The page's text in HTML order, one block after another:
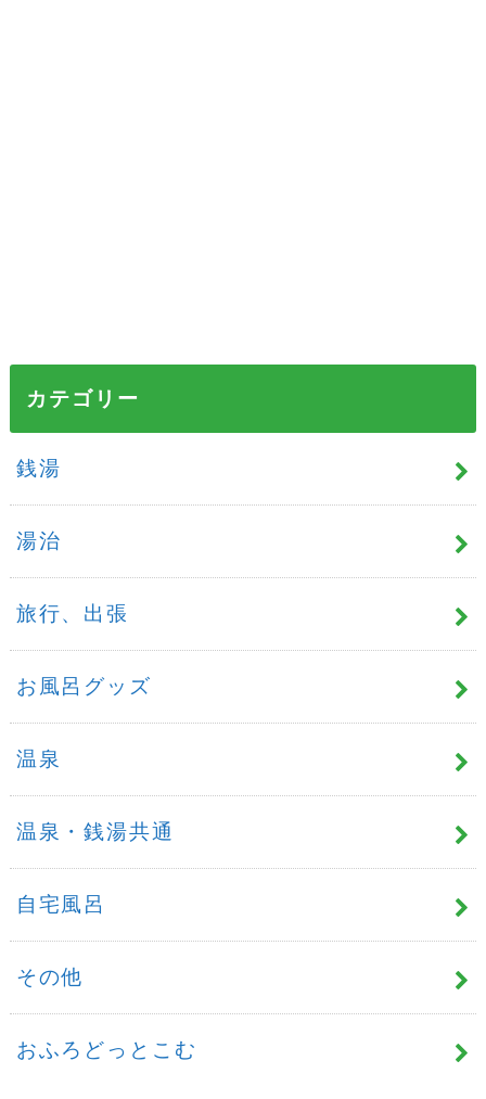
カテゴリー
銭湯
湯治
旅行、出張
お風呂グッズ
温泉
温泉・銭湯共通
自宅風呂
その他
おふろどっとこむ